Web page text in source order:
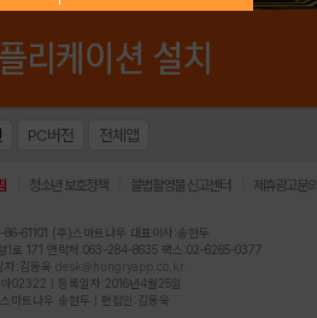
PC버전 전체앱
청소년 보호정책 불법촬영물 신고센터 제휴광고문의
86-61101 (주)스마트나우 대표이사:송현두
1로 171 연락처:063-284-8635 팩스:02-6265-0377
자:김동욱 desk@hungryapp.co.kr
아02322 | 등록일자:2016년4월25일
마트나우 송현두 | 편집인:김동욱